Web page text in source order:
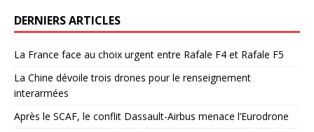
DERNIERS ARTICLES
La France face au choix urgent entre Rafale F4 et Rafale F5
La Chine dévoile trois drones pour le renseignement
interarmées
Après le SCAF, le conflit Dassault-Airbus menace l’Eurodrone